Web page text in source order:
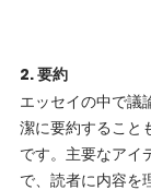
2. 要約
エッセイの中で議
潔に要約すること
です。主要なアイ
で、読者に内容を